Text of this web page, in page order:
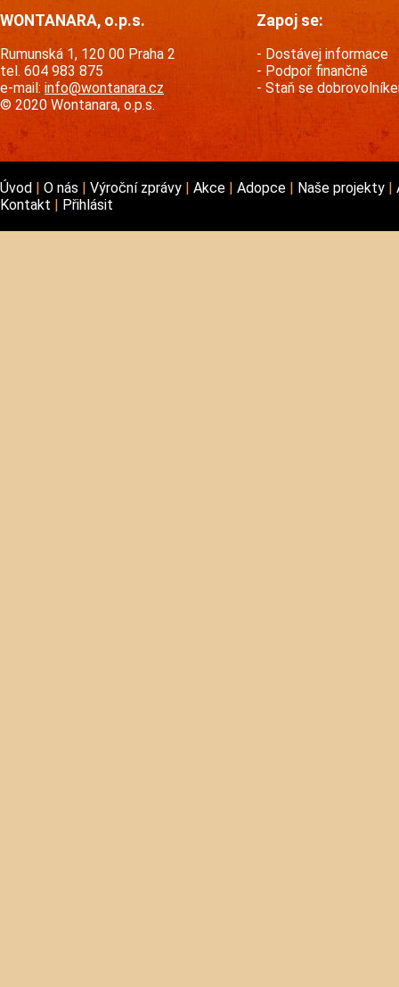
WONTANARA, o.p.s.
Rumunská 1, 120 00 Praha 2
tel. 604 983 875
e-mail: info@wontanara.cz
© 2020 Wontanara, o.p.s.
Zapoj se:
Dostávej informace
Podpoř finančně
Staň se
Úvod O nás Výroční zprávy Akce Adopce Naše projekty
Kontakt
Přihlásit